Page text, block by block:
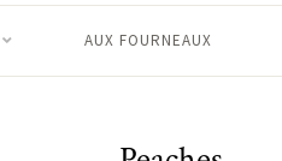
AUX FOURNEAUX